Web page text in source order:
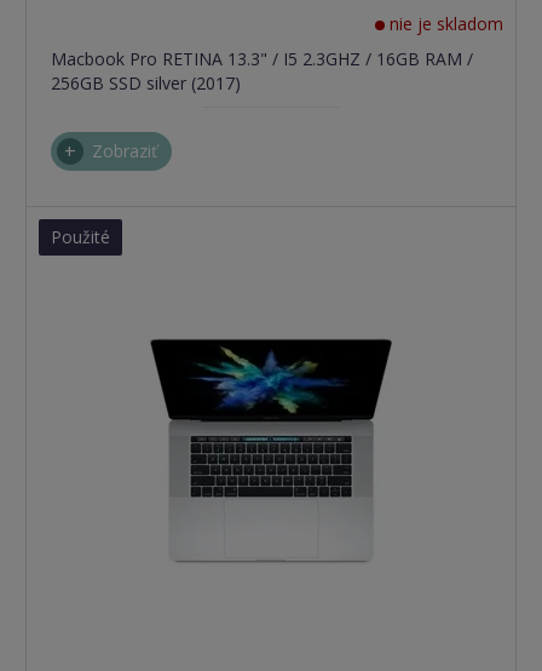
nie je skladom
Macbook Pro RETINA 13.3" / I5 2.3GHZ / 16GB RAM /
256GB SSD silver (2017)
Zobraziť
Použité